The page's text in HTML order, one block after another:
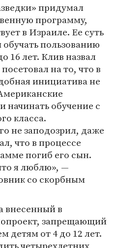
придумал
программу,
в Израиле. Ее суть
пользованию
16 лет. Клив назвал
на то, что в
инициатива не
начинать обучение с
класса.
не заподозрил, даже
что в процессе
погиб его сын.
я люблю», —
со скорбным
внесенный в
запрещающий
детям от 4 до 12 лет.
четырехлетних